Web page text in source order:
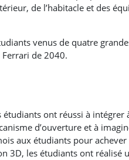
de l’habitacle et des
venus de quatre
de 2040.
étudiants ont réussi à intégrer
d’ouverture et à
aux étudiants pour
3D, les étudiants ont réalisé